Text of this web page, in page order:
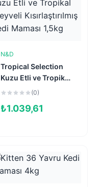
N&D
Tropical Selection
Kuzu Etli ve Tropikal
Meyveli
Maması 1,5kg
(0)
₺1.039,61